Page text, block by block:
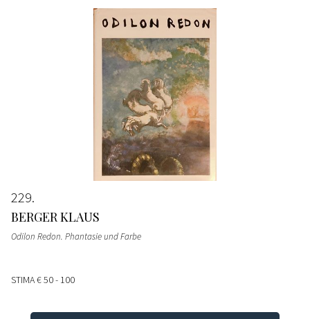
229
BERGER KLAUS
Odilon Redon. Phantasie und Farbe
STIMA€ 50 - 100